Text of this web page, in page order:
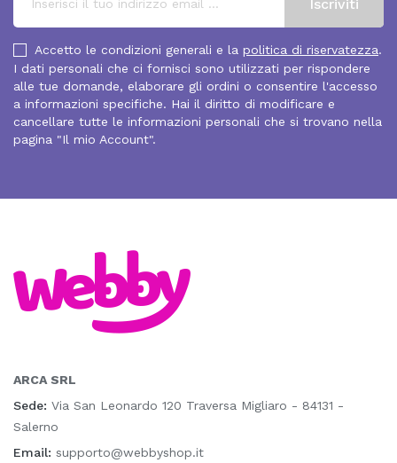
Accetto le condizioni generali e la politica di riservatezza.
I dati personali che ci fornisci sono utilizzati per rispondere
alle tue domande, elaborare gli ordini o consentire l'accesso
a informazioni specifiche. Hai il diritto di modificare e
cancellare tutte le informazioni personali che si trovano nella
pagina "Il mio Account".
ARCA SRL
Sede: Via San Leonardo 120 Traversa Migliaro - 84131 -
Salerno
Email: supporto@webbyshop.it